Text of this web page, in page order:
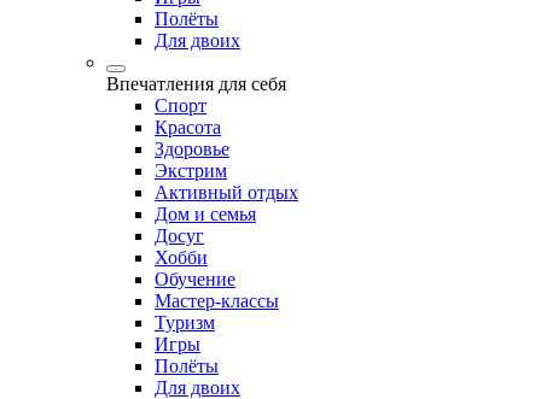
Полёты
Для двоих
Впечатления для себя
Спорт
Красота
Здоровье
Экстрим
Активный отдых
Дом и семья
Досуг
Хобби
Обучение
Мастер-классы
Туризм
Игры
Полёты
Для двоих